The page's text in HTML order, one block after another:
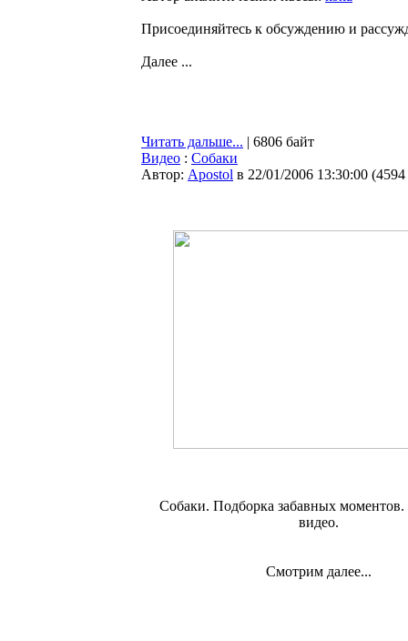
Присоединяйтесь к обсуждению и
Далее ...
Читать дальше... | 6806 байт
Видео : Собаки
Автор: Apostol в 22/01/2006 13:30:00 (
Собаки. Подборка забавных моментов.
видео.
Смотрим далее...